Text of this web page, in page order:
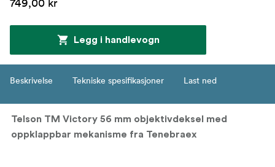
749,00 kr
Legg i handlevogn
Beskrivelse Tekniske spesifikasjoner Last ned
Telson TM Victory 56 mm objektivdeksel med
oppklappbar mekanisme fra Tenebraex